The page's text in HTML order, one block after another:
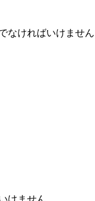
なければいけませ
けません。